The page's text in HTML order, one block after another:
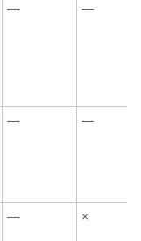
— —
— —
— ×